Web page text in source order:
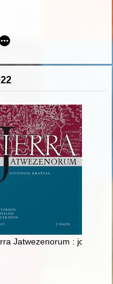
w badaniach nad
: secondary schools in
Jatwezenorum :